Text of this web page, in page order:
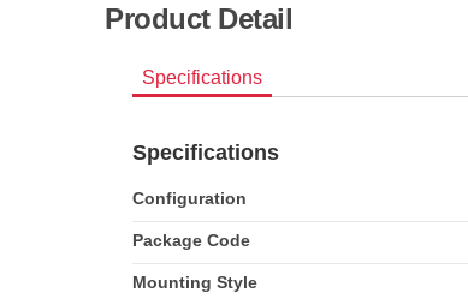
Product Detail
Specifications
Specifications
Configuration
Package Code
Mounting Style